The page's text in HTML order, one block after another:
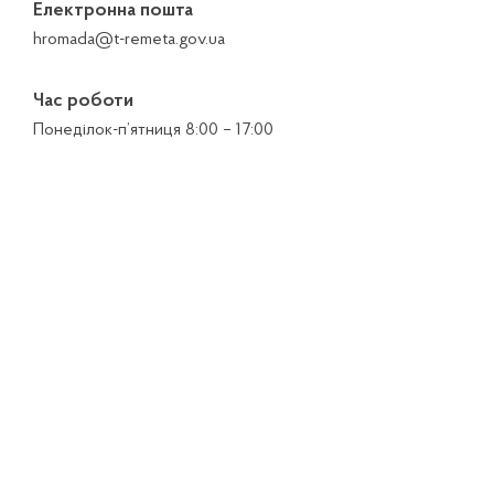
Електронна пошта
hromada@t-remeta.gov.ua
Час роботи
Понеділок-п’ятниця 8:00 – 17:00